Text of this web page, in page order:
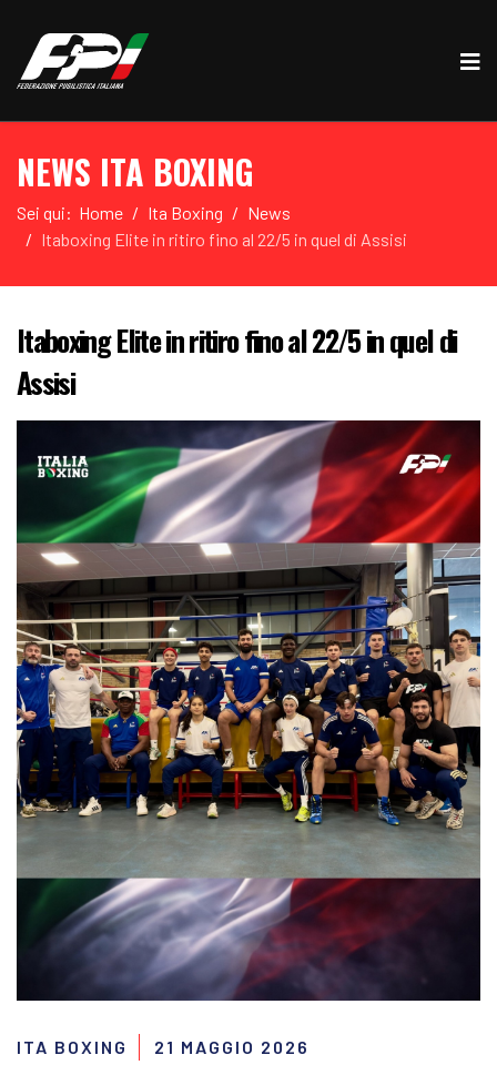
NEWS ITA BOXING
Sei qui: Home Ita Boxing
News
Itaboxing Elite in ritiro fino al 22/5 in quel di Assisi
Itaboxing Elite in ritiro fino al 22/5 in quel di
Assisi
ITA BOXING 21 MAGGIO 2026